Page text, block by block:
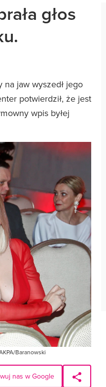
głos
jaw wyszedł jego
potwierdził, że jest
wpis byłej
Baranowski
nas w Google